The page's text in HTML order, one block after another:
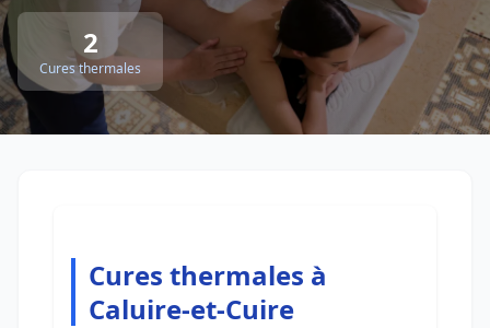
2
Cures thermales
Cures thermales à
Caluire-et-Cuire